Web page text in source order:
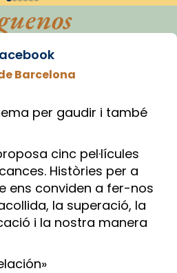
Barcelona
per gaudir i també
cinc pel·lícules
Històries per a
ens conviden a fer-nos
la superació, la
i la nostra manera